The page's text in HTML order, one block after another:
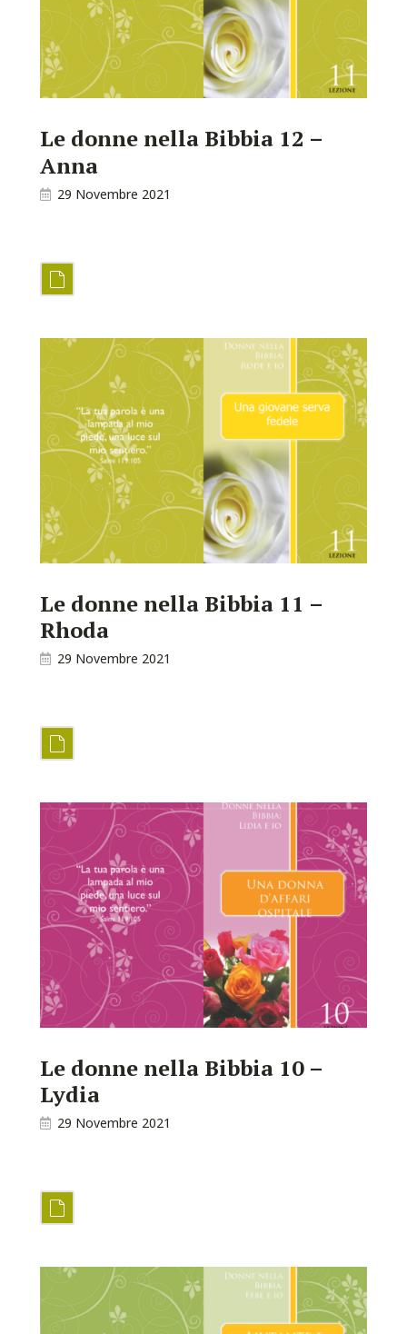
Le donne nella Bibbia 12 –
Anna
29 Novembre 2021
Le donne nella Bibbia 11 –
Rhoda
29 Novembre 2021
Le donne nella Bibbia 10 –
Lydia
29 Novembre 2021